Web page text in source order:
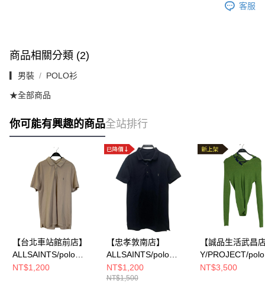
客服
商品相關分類 (2)
▎男裝 POLO衫
★全部商品
你可能有興趣的商品全站排行
【台北車站館前店】
ALLSAINTS/polo
衫/L/MD051H
NT$1,200
【忠孝敦南店】
ALLSAINTS/polo
衫/XS/AS346960
NT$1,200
NT$1,500
【誠品生活武昌
Y/PROJECT/polo
衫/XS/
NT$3,500